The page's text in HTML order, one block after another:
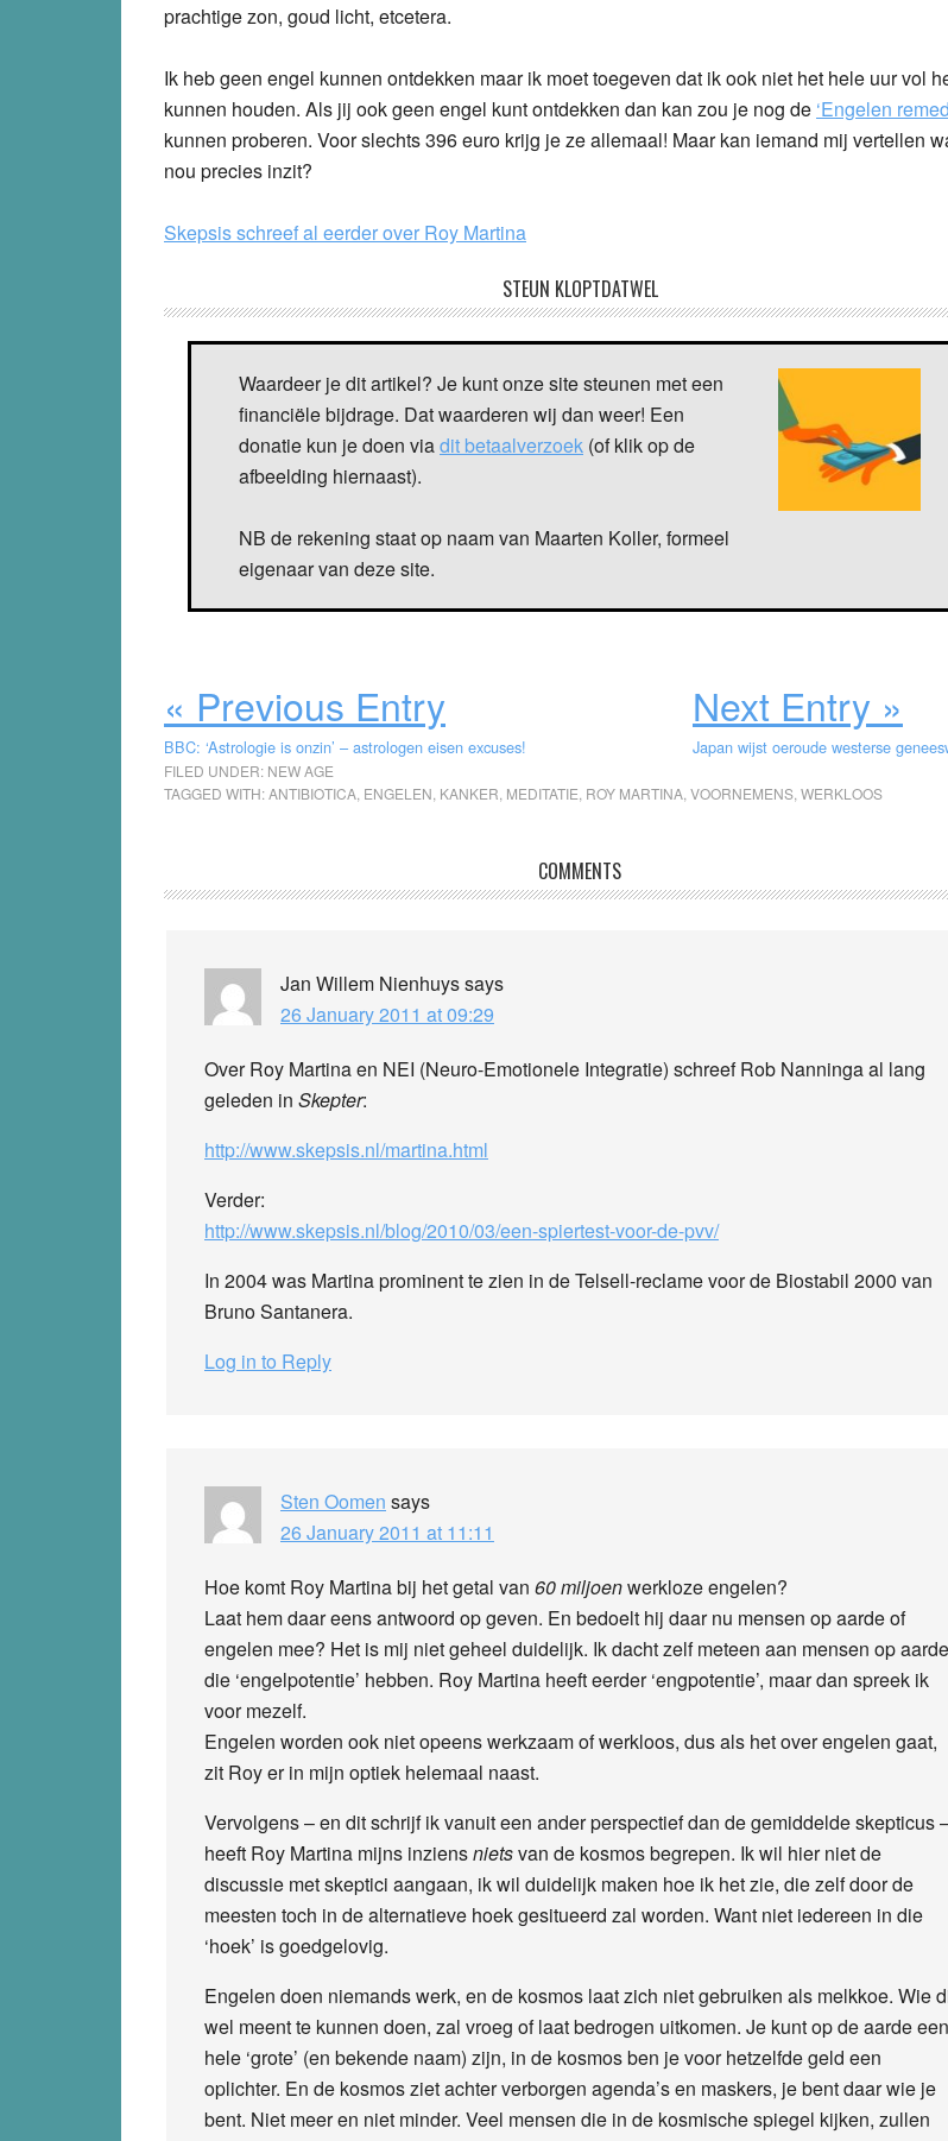
prachtige zon, goud licht, etcetera.
Ik heb geen engel kunnen ontdekken maar ik moet toegeven dat ik ook niet het hele uur vol
kunnen houden. Als jij ook geen engel kunt ontdekken dan kan zou je nog de ‘Engelen
kunnen proberen. Voor slechts 396 euro krijg je ze allemaal! Maar kan iemand mij vertellen
nou precies inzit?
Skepsis schreef al eerder over Roy Martina
STEUN KLOPTDATWEL
Waardeer je dit artikel? Je kunt onze site steunen met een
financiële bijdrage. Dat waarderen wij dan weer! Een
donatie kun je doen viadit betaalverzoek (of klik op de
afbeelding hiernaast).
NB de rekening staat op naam van Maarten Koller, formeel
eigenaar van deze site.
« Previous Entry
BBC: ‘Astrologie is onzin’ – astrologen eisen excuses!
Next Entry »
Japan wijst oeroude westerse
FILED UNDER: NEW AGE
TAGGED WITH:ANTIBIOTICA ENGELEN KANKER MEDITATIE ROY MARTINA VOORNEMENS WERKLOOS
Interactions
COMMENTS
Jan Willem Nienhuyssays
26 January 2011 at 09:29
Over Roy Martina en NEI (Neuro-Emotionele Integratie) schreef Rob Nanninga al lang
geleden in Skepter:
http://www.skepsis.nl/martina.html
Verder:
http://www.skepsis.nl/blog/2010/03/een-spiertest-voor-de-pvv/
In 2004 was Martina prominent te zien in de Telsell-reclame voor de Biostabil 2000 van
Bruno Santanera.
Log in to Reply
Sten Oomen says
26 January 2011 at 11:11
Hoe komt Roy Martina bij het getal van 60 miljoenwerkloze engelen?
Laat hem daar eens antwoord op geven. En bedoelt hij daar nu mensen op aarde of
engelen mee? Het is mij niet geheel duidelijk. Ik dacht zelf meteen aan mensen op aarde
die ‘engelpotentie’ hebben. Roy Martina heeft eerder ‘engpotentie’, maar dan spreek ik
voor mezelf.
Engelen worden ook niet opeens werkzaam of werkloos, dus als het over engelen gaat,
zit Roy er in mijn optiek helemaal naast.
Vervolgens – en dit schrijf ik vanuit een ander perspectief dan de gemiddelde skepticus
heeft Roy Martina mijns inziensnietsvan de kosmos begrepen. Ik wil hier niet de
discussie met skeptici aangaan, ik wil duidelijk maken hoe ik het zie, die zelf door de
meesten toch in de alternatieve hoek gesitueerd zal worden. Want niet iedereen in die
‘hoek’ is goedgelovig.
Engelen doen niemands werk, en de kosmos laat zich niet gebruiken als melkkoe. Wie
wel meent te kunnen doen, zal vroeg of laat bedrogen uitkomen. Je kunt op de aarde een
hele ‘grote’ (en bekende naam) zijn, in de kosmos ben je voor hetzelfde geld een
oplichter. En de kosmos ziet achter verborgen agenda’s en maskers, je bent daar wie je
bent. Niet meer en niet minder. Veel mensen die in de kosmische spiegel kijken, zullen